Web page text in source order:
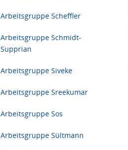
Arbeitsgruppe Scheffler
Arbeitsgruppe Schmidt-
Supprian
Arbeitsgruppe Siveke
Arbeitsgruppe Sreekumar
Arbeitsgruppe Sos
Arbeitsgruppe Sültmann